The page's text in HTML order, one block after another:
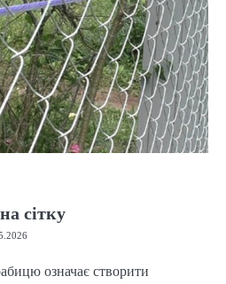
сітку
означає створити